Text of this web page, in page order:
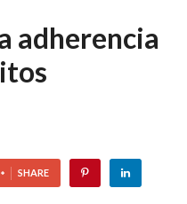
adherencia
SHARE